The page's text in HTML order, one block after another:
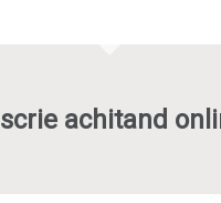
achitand